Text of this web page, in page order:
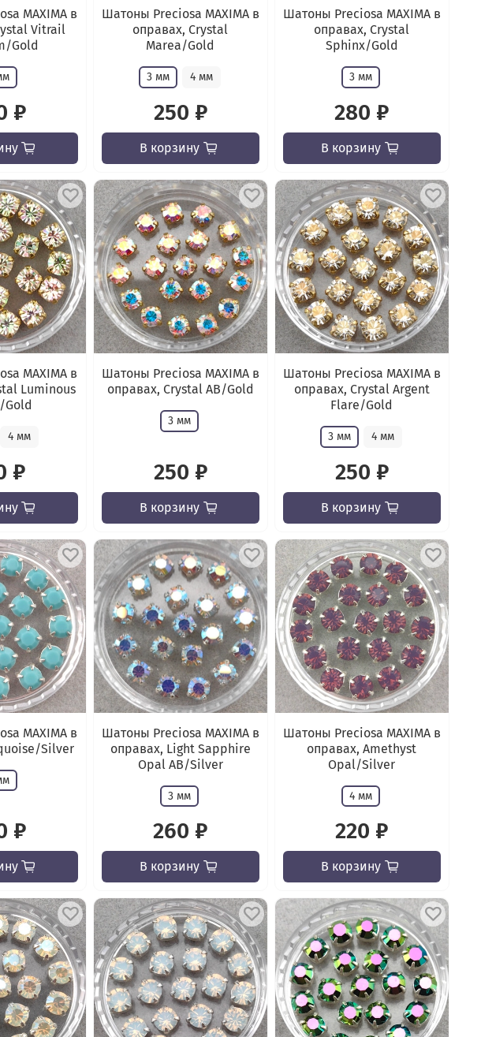
MAXIMA в
Vitrail
Gold
₽
Шатоны Preciosa MAXIMA в
оправах, Crystal
Marea/Gold
3 мм 4 мм
250 ₽
В корзину
Шатоны Preciosa MAXIMA в
оправах, Crystal
Sphinx/Gold
3 мм
280 ₽
В корзину
MAXIMA в
Luminous
Gold
4 мм
₽
Шатоны Preciosa MAXIMA в
оправах, Crystal AB/Gold
3 мм
250 ₽
В корзину
Шатоны Preciosa MAXIMA в
оправах, Crystal Argent
Flare/Gold
3 мм 4 мм
250 ₽
В корзину
MAXIMA в
Silver
₽
Шатоны Preciosa MAXIMA в
оправах, Light Sapphire
Opal AB/Silver
3 мм
260 ₽
В корзину
Шатоны Preciosa MAXIMA в
оправах, Amethyst
Opal/Silver
4 мм
220 ₽
В корзину